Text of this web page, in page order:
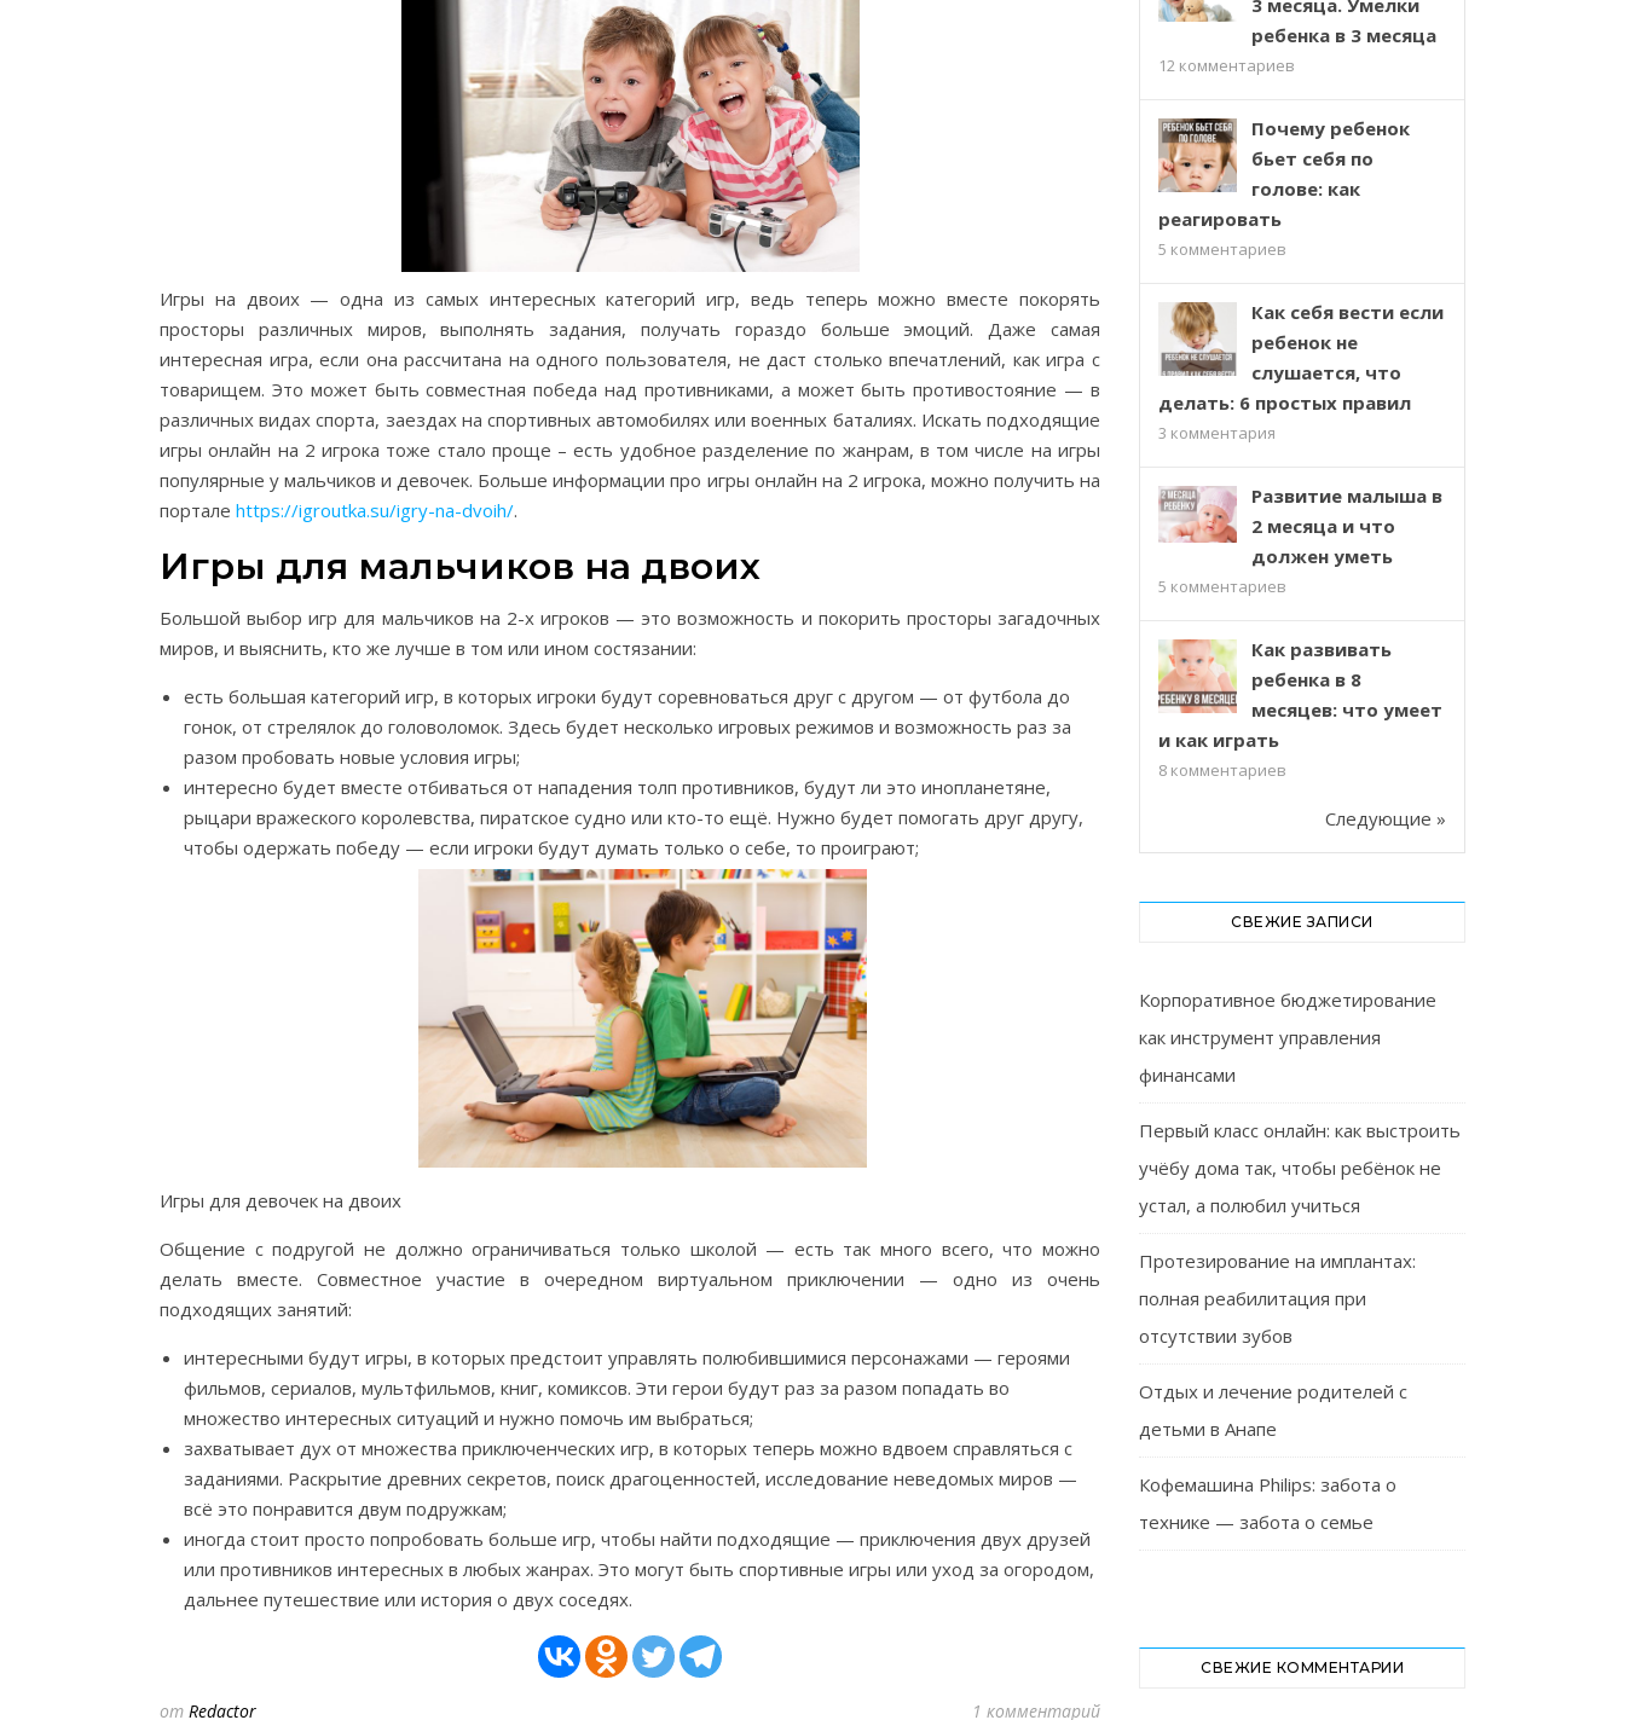
Игры на двоих — одна из самых интересных категорий игр, ведь теперь можно вместе покорять
просторы различных миров, выполнять задания, получать гораздо больше эмоций. Даже самая
интересная игра, если она рассчитана на одного пользователя, не даст столько впечатлений, как игра с
товарищем. Это может быть совместная победа над противниками, а может быть противостояние — в
различных видах спорта, заездах на спортивных автомобилях или военных баталиях. Искать подходящие
игры онлайн на 2 игрока тоже стало проще – есть удобное разделение по жанрам, в том числе на игры
популярные у мальчиков и девочек. Больше информации про игры онлайн на 2 игрока, можно получить на
портале https://igroutka.su/igry-na-dvoih/.
Игры для мальчиков на двоих
Большой выбор игр для мальчиков на 2-х игроков — это возможность и покорить просторы загадочных
миров, и выяснить, кто же лучше в том или ином состязании:
есть большая категорий игр, в которых игроки будут соревноваться друг с другом — от футбола до
гонок, от стрелялок до головоломок. Здесь будет несколько игровых режимов и возможность раз за
разом пробовать новые условия игры;
интересно будет вместе отбиваться от нападения толп противников, будут ли это инопланетяне,
рыцари вражеского королевства, пиратское судно или кто-то ещё. Нужно будет помогать друг другу,
чтобы одержать победу — если игроки будут думать только о себе, то проиграют;
Игры для девочек на двоих
Общение с подругой не должно ограничиваться только школой — есть так много всего, что можно
делать вместе. Совместное участие в очередном виртуальном приключении — одно из очень
подходящих занятий:
интересными будут игры, в которых предстоит управлять полюбившимися персонажами — героями
фильмов, сериалов, мультфильмов, книг, комиксов. Эти герои будут раз за разом попадать во
множество интересных ситуаций и нужно помочь им выбраться;
захватывает дух от множества приключенческих игр, в которых теперь можно вдвоем справляться с
заданиями. Раскрытие древних секретов, поиск драгоценностей, исследование неведомых миров —
всё это понравится двум подружкам;
иногда стоит просто попробовать больше игр, чтобы найти подходящие — приключения двух друзей
или противников интересных в любых жанрах. Это могут быть спортивные игры или уход за огородом,
дальнее путешествие или история о двух соседях.
от Redactor 1 комментарий
3 месяца. Умелки
ребенка в 3 месяца
12 комментариев
Почему ребенок
бьет себя по
голове: как
реагировать
5 комментариев
Как себя вести если
ребенок не
слушается, что
делать: 6 простых правил
3 комментария
Развитие малыша в
2 месяца и что
должен уметь
5 комментариев
Как развивать
ребенка в 8
месяцев: что умеет
и как играть
8 комментариев
Следующие »
СВЕЖИЕ ЗАПИСИ
Корпоративное бюджетирование
как инструмент управления
финансами
Первый класс онлайн: как выстроить
учёбу дома так, чтобы ребёнок не
устал, а полюбил учиться
Протезирование на имплантах:
полная реабилитация при
отсутствии зубов
Отдых и лечение родителей с
детьми в Анапе
Кофемашина Philips: забота о
технике — забота о семье
СВЕЖИЕ КОММЕНТАРИИ